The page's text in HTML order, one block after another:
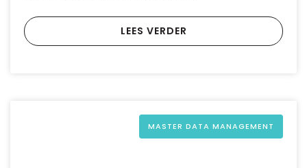
LEES VERDER
MASTER DATA MANAGEMENT